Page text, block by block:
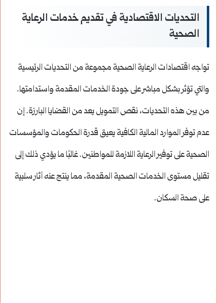
التحديات الاقتصادية في تقديم خدمات الرعاية
الصحية
تواجه اقتصادات الرعاية الصحية مجموعة من التحديات الرئيسية
والتي تؤثر بشكل مباشر على جودة الخدمات المقدمة واستدامتها.
من بين هذه التحديات، نقص التمويل يعد من القضايا البارزة. إن
عدم توفر الموارد المالية الكافية يعيق قدرة الحكومات والمؤسسات
الصحية على توفير الرعاية اللازمة للمواطنين. غالبًا ما يؤدي ذلك إلى
تقليل مستوى الخدمات الصحية المقدمة، مما ينتج عنه آثار سلبية
على صحة السكان.